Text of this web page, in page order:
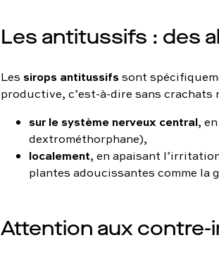
Les antitussifs : des
Les sirops antitussifssont
productive, c’est-à-dire sans
sur le système nerveux central,
dextrométhorphane),
localement, en apaisant
plantes adoucissantes comme la
Attention aux contre-